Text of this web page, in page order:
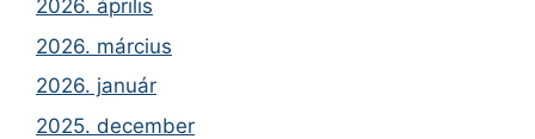
2026. április
2026. március
2026. január
2025. december